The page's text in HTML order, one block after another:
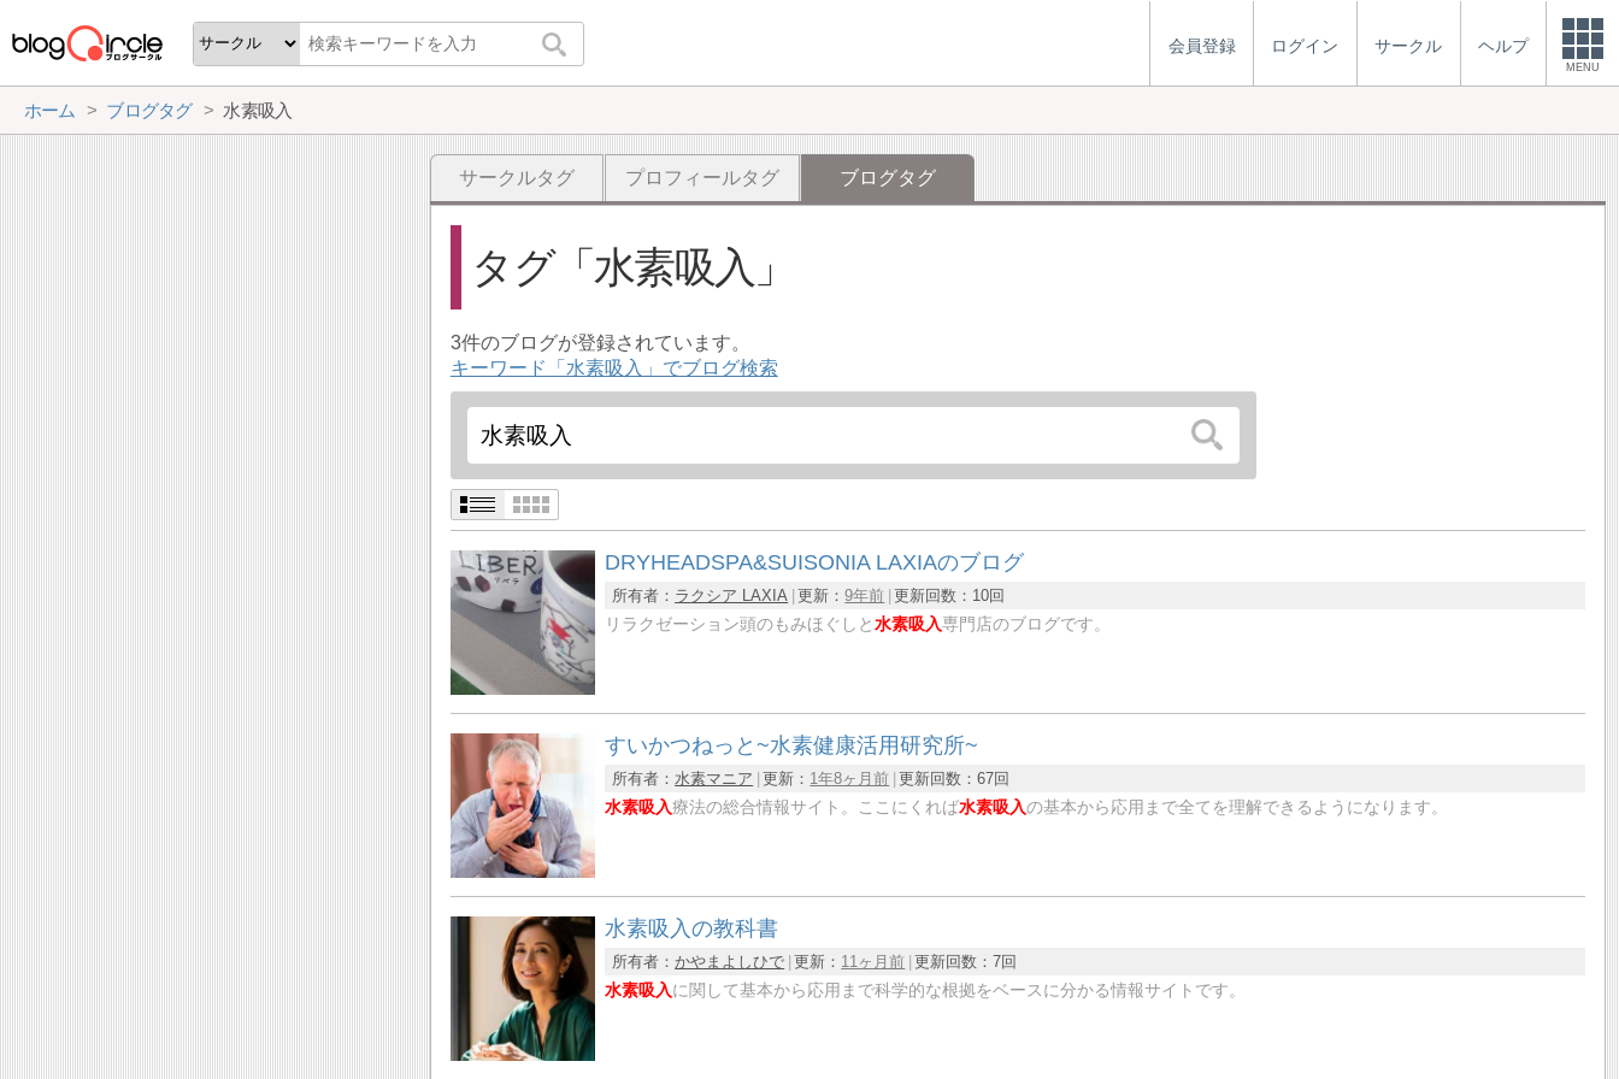
会員登録 ログイン サークル ヘルプ
MENU
ホーム ブログタグ 水素吸入
サークルタグ プロフィールタグ ブログタグ
タグ 水素吸入
3件のブログが登録されています。
キーワード「水素吸入」でブログ検索
DRYHEADSPA&SUISONIA LAXIAのブログ
所有者： ラクシア LAXIA 更新：9年前 更新回数： 10回
リラクゼーション頭のもみほぐしと 水素吸入専門店のブログです。
すいかつねっと~水素健康活用研究所~
所有者：水素マニア 更新： 1年8ヶ月前 更新回数：67回
水素吸入療法の総合情報サイト。ここにくれば水素吸入の基本から応用まで全てを理解できるようになります。
水素吸入の教科書
所有者：かやまよしひで 更新： 11ヶ月前 更新回数：7回
水素吸入 に関して基本から応用まで科学的な根拠をベースに分かる情報サイトです。